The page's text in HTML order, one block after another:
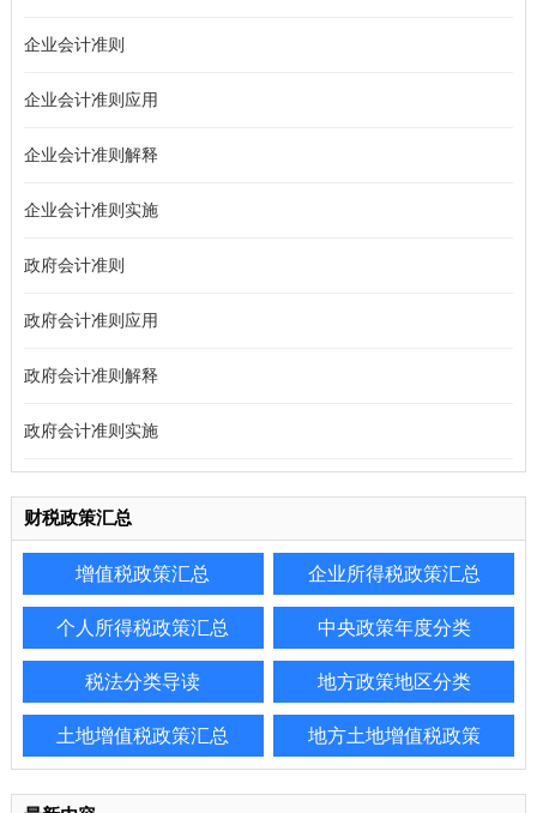
企业会计准则
企业会计准则应用
企业会计准则解释
企业会计准则实施
政府会计准则
政府会计准则应用
政府会计准则解释
政府会计准则实施
财税政策汇总
增值税政策汇总 企业所得税政策汇总
个人所得税政策汇总 中央政策年度分类
税法分类导读 地方政策地区分类
土地增值税政策汇总 地方土地增值税政策